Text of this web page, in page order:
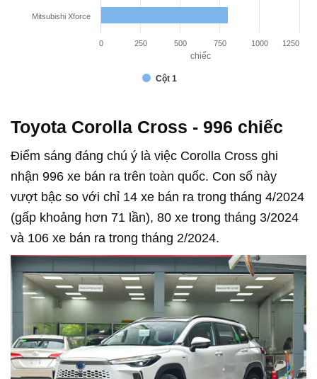
chiếc
Cột 1
Mitsubishi Xforce
0 1000
250 500 750 1250
Toyota Corolla Cross - 996 chiếc
Điểm sáng đáng chú ý là việc Corolla Cross ghi
nhận 996 xe bán ra trên toàn quốc. Con số này
vượt bậc so với chỉ 14 xe bán ra trong tháng 4/2024
(gấp khoảng hơn 71 lần), 80 xe trong tháng 3/2024
và 106 xe bán ra trong tháng 2/2024.